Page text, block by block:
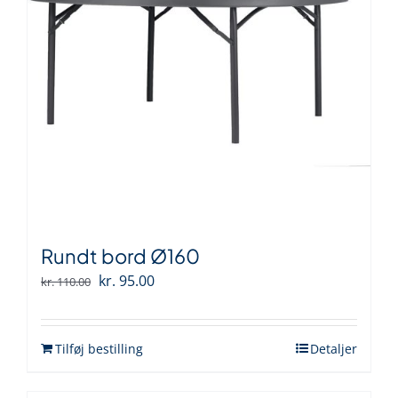
Rundt bord Ø160
kr.110.00 Den
pris
var:
kr. 95.00Den
pris
Tilføj bestilling Detaljer